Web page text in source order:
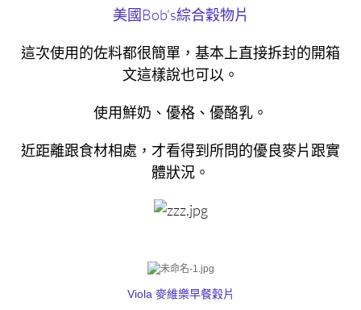
美國Bob’s綜合穀物片
這次使用的佐料都很簡單，基本上直接拆封的開箱
文這樣說也可以。
使用鮮奶、優格、優酪乳。
近距離跟食材相處，才看得到所問的優良麥片跟實
體狀況。
Viola 麥維樂早餐穀片